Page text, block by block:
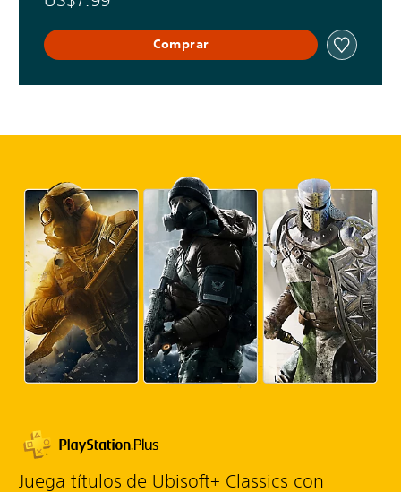
Comprar
Juega títulos de Ubisoft+ Classics con